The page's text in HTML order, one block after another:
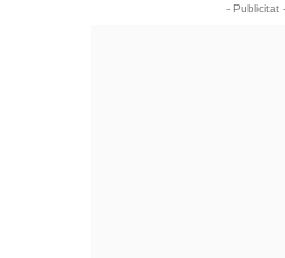
- Publicitat -